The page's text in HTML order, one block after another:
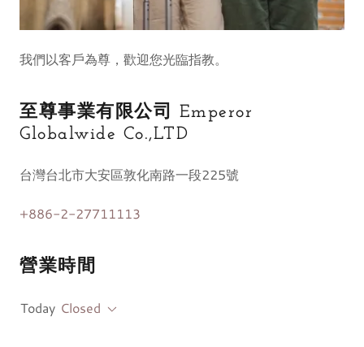
我們以客戶為尊，歡迎您光臨指教。
至尊事業有限公司 Emperor
Globalwide Co.,LTD
台灣台北市大安區敦化南路一段225號
+886-2-27711113
營業時間
Today Closed